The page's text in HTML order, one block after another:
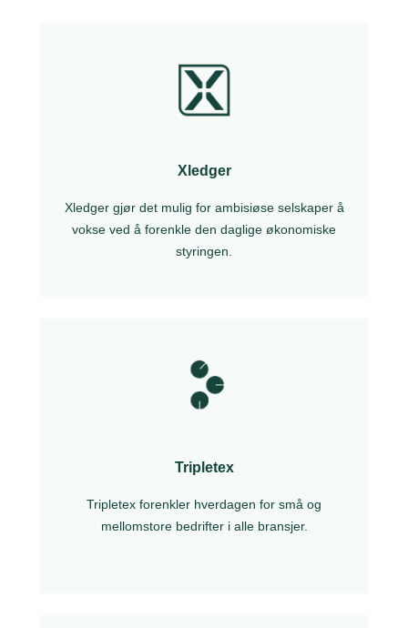
Xledger
Xledger gjør det mulig for ambisiøse selskaper å
vokse ved å forenkle den daglige økonomiske
styringen.
Tripletex
Tripletex forenkler hverdagen for små og
mellomstore bedrifter i alle bransjer.